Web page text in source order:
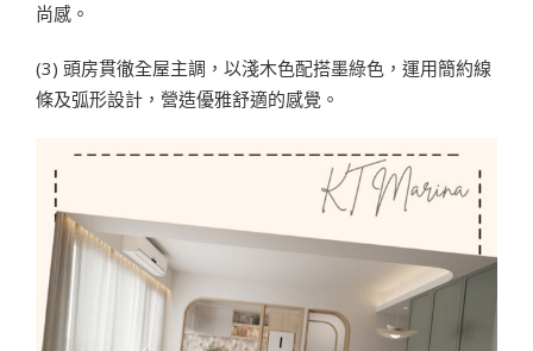
尚感。
(3) 頭房貫徹全屋主調，以淺木色配搭墨綠色，運用簡約線
條及弧形設計，營造優雅舒適的感覺。